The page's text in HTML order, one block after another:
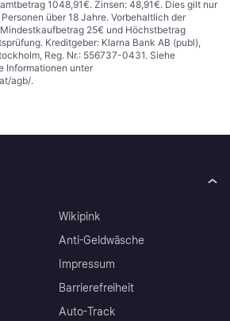
1048,91€. Zinsen: 48,91€. Dies gilt nur
über 18 Jahre. Vorbehaltlich der
25€ und Höchstbetrag
Kreditgeber: Klarna Bank AB (publ),
Reg. Nr.: 556737-0431. Siehe
Informationen unter
agb/.
Wikipink
Anti-Geldwäsche
Impressum
Barrierefreiheit
Auto-Track